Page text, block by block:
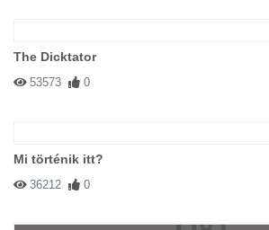
The Dicktator
53573 0
Mi történik itt?
36212 0